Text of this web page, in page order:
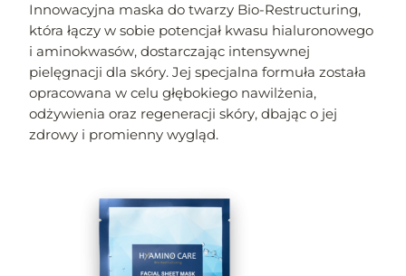
Innowacyjna maska do twarzy Bio-Restructuring,
która łączy w sobie potencjał kwasu hialuronowego
i aminokwasów, dostarczając intensywnej
pielęgnacji dla skóry. Jej specjalna formuła została
opracowana w celu głębokiego nawilżenia,
odżywienia oraz regeneracji skóry, dbając o jej
zdrowy i promienny wygląd.